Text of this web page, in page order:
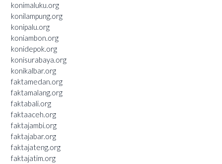
konimaluku.org
konilampung.org
konipalu.org
koniambon.org
konidepok.org
konisurabaya.org
konikalbar.org
faktamedan.org
faktamalang.org
faktabali.org
faktaaceh.org
faktajambi.org
faktajabar.org
faktajateng.org
faktajatim.org